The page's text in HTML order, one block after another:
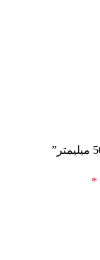
*